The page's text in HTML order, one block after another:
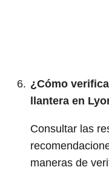
¿Cómo
llantera en
Consultar las
maneras de